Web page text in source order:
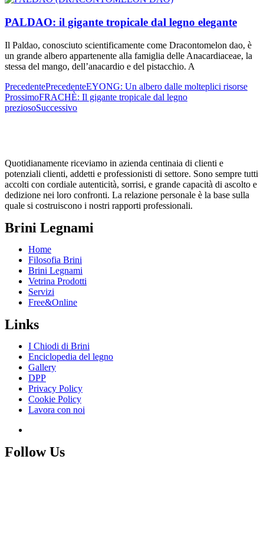
PALDAO: il gigante tropicale dal legno elegante
Il Paldao, conosciuto scientificamente come Dracontomelon dao, è
un grande albero appartenente alla famiglia delle Anacardiaceae, la
stessa del mango, dell’anacardio e del pistacchio. A
PrecedentePrecedenteEYONG: Un albero dalle molteplici risorse
ProssimoFRACHÈ: Il gigante tropicale dal legno
preziosoSuccessivo
Quotidianamente riceviamo in azienda centinaia di clienti e
potenziali clienti, addetti e professionisti di settore. Sono sempre tutti
accolti con cordiale autenticità, sorrisi, e grande capacità di ascolto e
dedizione nei loro confronti. La relazione personale è la base sulla
quale si costruiscono i nostri rapporti professionali.
Brini Legnami
Home
Filosofia Brini
Brini Legnami
Vetrina Prodotti
Servizi
Free&Online
Links
I Chiodi di Brini
Enciclopedia del legno
Gallery
DPP
Privacy Policy
Cookie Policy
Lavora con noi
Follow Us